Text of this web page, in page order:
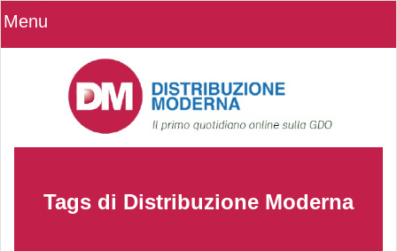
Menu
Tags di Distribuzione Moderna